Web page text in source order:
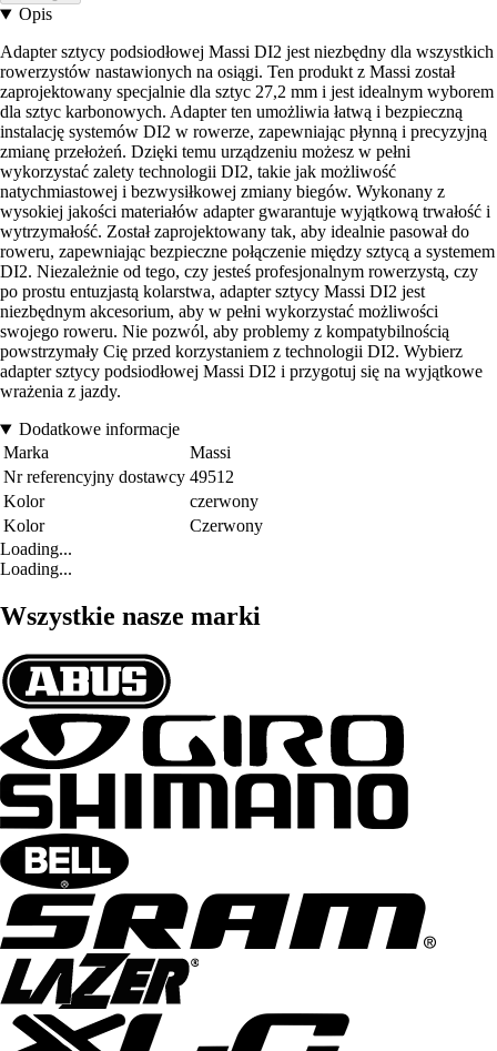
Opis
Adapter sztycy podsiodłowej Massi DI2 jest niezbędny dla wszystkich
rowerzystów nastawionych na osiągi. Ten produkt z Massi został
zaprojektowany specjalnie dla sztyc 27,2 mm i jest idealnym wyborem
dla sztyc karbonowych. Adapter ten umożliwia łatwą i bezpieczną
instalację systemów DI2 w rowerze, zapewniając płynną i precyzyjną
zmianę przełożeń. Dzięki temu urządzeniu możesz w pełni
wykorzystać zalety technologii DI2, takie jak możliwość
natychmiastowej i bezwysiłkowej zmiany biegów. Wykonany z
wysokiej jakości materiałów adapter gwarantuje wyjątkową trwałość i
wytrzymałość. Został zaprojektowany tak, aby idealnie pasował do
roweru, zapewniając bezpieczne połączenie między sztycą a systemem
DI2. Niezależnie od tego, czy jesteś profesjonalnym rowerzystą, czy
po prostu entuzjastą kolarstwa, adapter sztycy Massi DI2 jest
niezbędnym akcesorium, aby w pełni wykorzystać możliwości
swojego roweru. Nie pozwól, aby problemy z kompatybilnością
powstrzymały Cię przed korzystaniem z technologii DI2. Wybierz
adapter sztycy podsiodłowej Massi DI2 i przygotuj się na wyjątkowe
wrażenia z jazdy.
Dodatkowe informacje
Marka
Massi
Nr referencyjny dostawcy 49512
Kolor
czerwony
Kolor
Czerwony
Loading...
Loading...
Wszystkie nasze marki